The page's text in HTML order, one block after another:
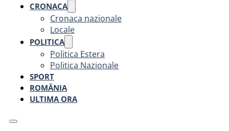
CRONACA
Cronaca nazionale
Locale
POLITICA
Politica Estera
Politica Nazionale
SPORT
ROMÂNIA
ULTIMA ORA